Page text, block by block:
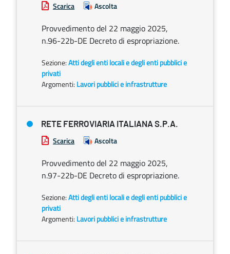
Scarica Ascolta
Provvedimento del 22 maggio 2025,
n.96-22b-DE Decreto di espropriazione.
Sezione:Atti degli enti locali e degli enti pubblici e
privati
Argomenti: Lavori pubblici e infrastrutture
RETE FERROVIARIA ITALIANA S.P.A.
Scarica Ascolta
Provvedimento del 22 maggio 2025,
n.97-22b-DE Decreto di espropriazione.
Sezione:Atti degli enti locali e degli enti pubblici e
privati
Argomenti: Lavori pubblici e infrastrutture